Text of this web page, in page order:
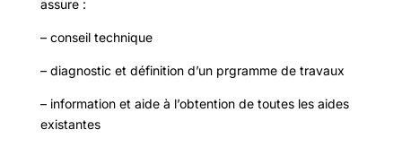
assure :
– conseil technique
– diagnostic et définition d’un prgramme de travaux
– information et aide à l’obtention de toutes les aides
existantes